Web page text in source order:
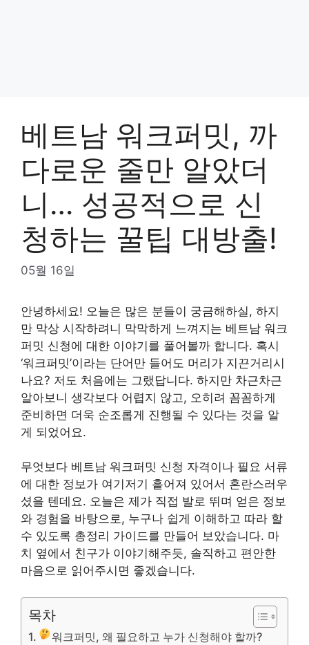
베트남 워크퍼밋, 까
다로운 줄만 알았더
니… 성공적으로 신
청하는 꿀팁 대방출!
05월 16일
안녕하세요! 오늘은 많은 분들이 궁금해하실, 하지
만 막상 시작하려니 막막하게 느껴지는 베트남 워크
퍼밋 신청에 대한 이야기를 풀어볼까 합니다. 혹시
‘워크퍼밋’이라는 단어만 들어도 머리가 지끈거리시
나요? 저도 처음에는 그랬답니다. 하지만 차근차근
알아보니 생각보다 어렵지 않고, 오히려 꼼꼼하게
준비하면 더욱 순조롭게 진행될 수 있다는 것을 알
게 되었어요.
무엇보다 베트남 워크퍼밋 신청 자격이나 필요 서류
에 대한 정보가 여기저기 흩어져 있어서 혼란스러우
셨을 텐데요. 오늘은 제가 직접 발로 뛰며 얻은 정보
와 경험을 바탕으로, 누구나 쉽게 이해하고 따라 할
수 있도록 총정리 가이드를 만들어 보았습니다. 마
치 옆에서 친구가 이야기해주듯, 솔직하고 편안한
마음으로 읽어주시면 좋겠습니다.
목차
워크퍼밋, 왜 필요하고 누가 신청해야 할까?